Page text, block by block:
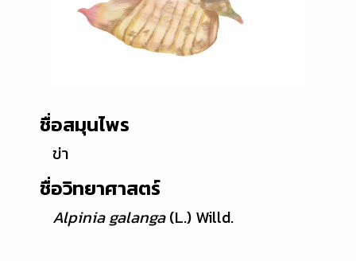
ชื่อสมุนไพร
ข่า
ชื่อวิทยาศาสตร์
Alpinia galanga(L.) Willd.